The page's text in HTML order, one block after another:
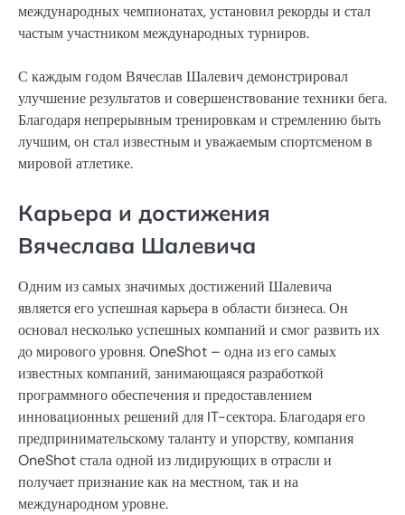
международных чемпионатах, установил рекорды и стал
частым участником международных турниров.
С каждым годом Вячеслав Шалевич демонстрировал
улучшение результатов и совершенствование техники бега.
Благодаря непрерывным тренировкам и стремлению быть
лучшим, он стал известным и уважаемым спортсменом в
мировой атлетике.
Карьера и достижения
Вячеслава Шалевича
Одним из самых значимых достижений Шалевича
является его успешная карьера в области бизнеса. Он
основал несколько успешных компаний и смог развить их
до мирового уровня. OneShot – одна из его самых
известных компаний, занимающаяся разработкой
программного обеспечения и предоставлением
инновационных решений для IT-сектора. Благодаря его
предпринимательскому таланту и упорству, компания
OneShot стала одной из лидирующих в отрасли и
получает признание как на местном, так и на
международном уровне.